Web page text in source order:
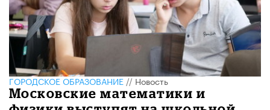
ГОРОДСКОЕ ОБРАЗОВАНИЕ//Новость
Московские математики и